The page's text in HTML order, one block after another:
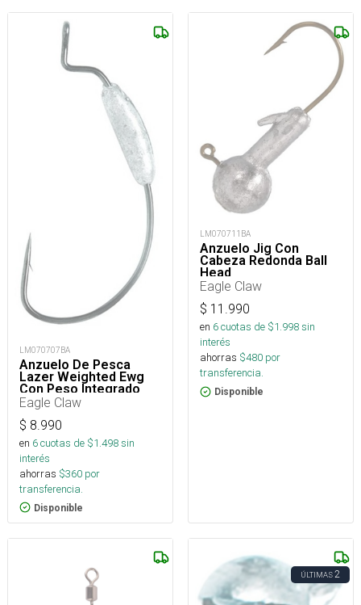
LM070707BA
Anzuelo De Pesca
Lazer Weighted Ewg
Con Peso Integrado
(1.8 Gramos)
Eagle Claw
$ 8.990
en 6cuotas de $1.498sin
interés
ahorras $360 por
transferencia.
Disponible
LM070711BA
Anzuelo Jig Con
Cabeza Redonda Ball
Head
Eagle Claw
$ 11.990
en 6cuotas de $1.998sin
interés
ahorras $480 por
transferencia.
Disponible
ÚLTIMAS2